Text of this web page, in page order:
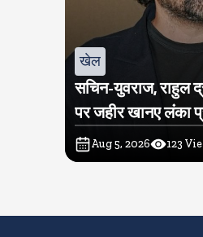
खेल
सचिन-युवराज, राहुल
पर जहीर खानए लंका
खरीदी टीम
Aug 5, 2026 123